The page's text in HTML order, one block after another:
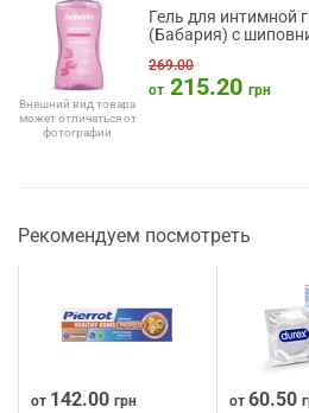
Внешний вид товара
может отличаться от
фотографии
Гель для интимной
(Бабария) с
269.00
от 215.20 грн
Рекомендуем посмотреть
от 142.00 грн от 60.50